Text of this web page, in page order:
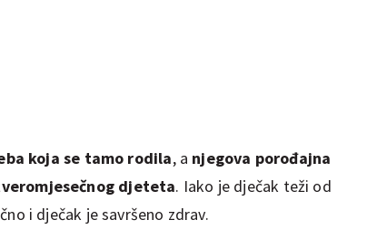
koja se tamo rodila, a njegova porođajna
djeteta. Iako je dječak teži od
i dječak je savršeno zdrav.